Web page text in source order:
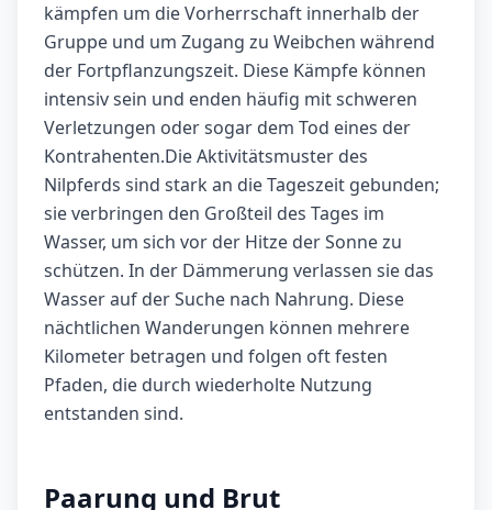
kämpfen um die Vorherrschaft innerhalb der
Gruppe und um Zugang zu Weibchen während
der Fortpflanzungszeit. Diese Kämpfe können
intensiv sein und enden häufig mit schweren
Verletzungen oder sogar dem Tod eines der
Kontrahenten.Die Aktivitätsmuster des
Nilpferds sind stark an die Tageszeit gebunden;
sie verbringen den Großteil des Tages im
Wasser, um sich vor der Hitze der Sonne zu
schützen. In der Dämmerung verlassen sie das
Wasser auf der Suche nach Nahrung. Diese
nächtlichen Wanderungen können mehrere
Kilometer betragen und folgen oft festen
Pfaden, die durch wiederholte Nutzung
entstanden sind.
Paarung und Brut